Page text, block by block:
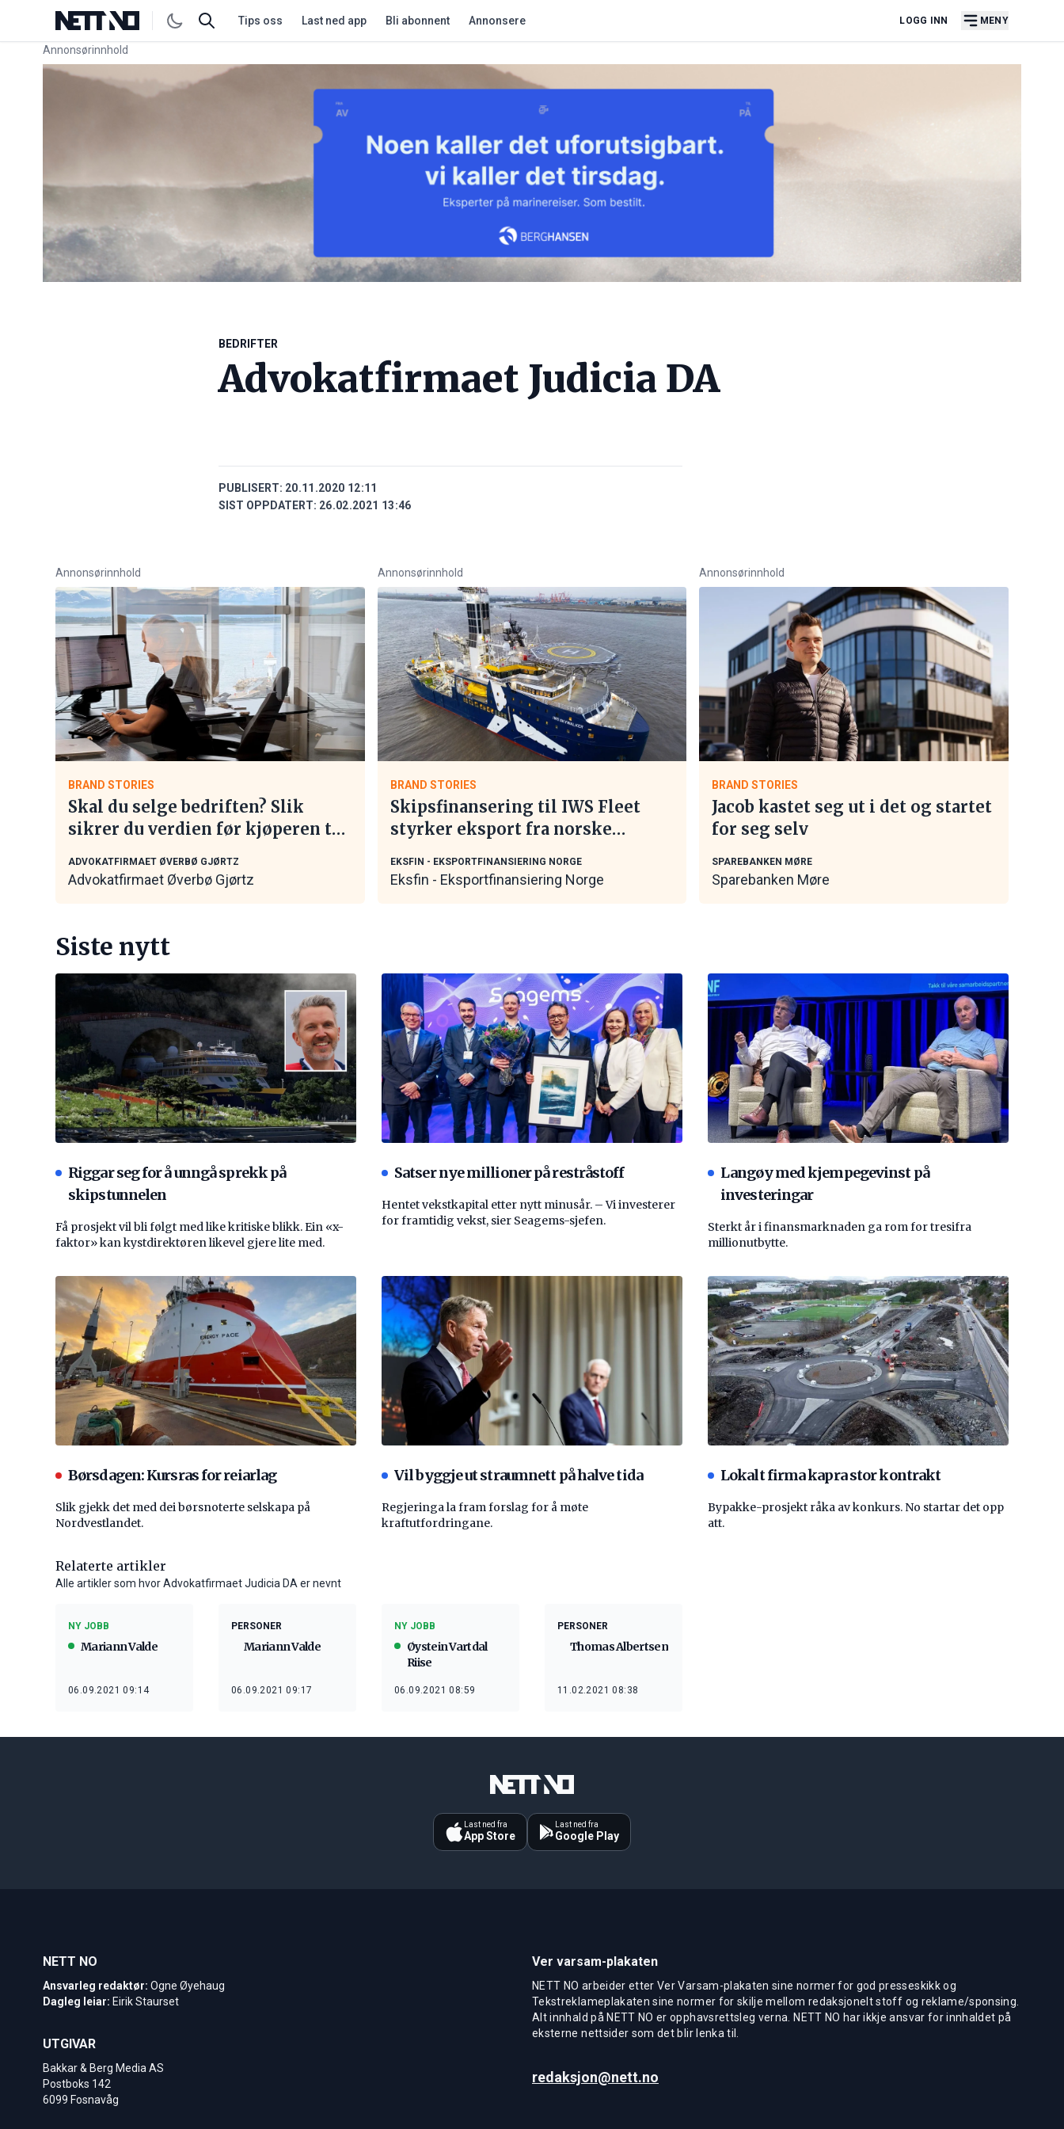
Tips oss Last ned app Bli abonnent Annonsere LOGG INN MENY
Annonsørinnhold
Link for annonse
BEDRIFTER
Advokatfirmaet Judicia DA
PUBLISERT: 20.11.2020 12:11
SIST OPPDATERT: 26.02.2021 13:46
Annonsørinnhold
BRAND STORIES
Skal du selge bedriften? Slik
sikrer du verdien før kjøperen tar
ADVOKATFIRMAET ØVERBØ GJØRTZ
Advokatfirmaet Øverbø Gjørtz
Annonsørinnhold
BRAND STORIES
Skipsfinansering til IWS Fleet
styrker eksport fra norske
EKSFIN - EKSPORTFINANSIERING NORGE
Eksfin - Eksportfinansiering Norge
Annonsørinnhold
BRAND STORIES
Jacob kastet seg ut i det og startet
for seg selv
SPAREBANKEN MØRE
Sparebanken Møre
Siste nytt
Riggar seg for å unngå sprekk på
skipstunnelen
Få prosjekt vil bli følgt med like kritiske blikk. Ein «x-
faktor» kan kystdirektøren likevel gjere lite med.
Satser nye millioner på restråstoff
Hentet vekstkapital etter nytt minusår. – Vi investerer
for framtidig vekst, sier Seagems-sjefen.
Langøy med kjempegevinst på
investeringar
Sterkt år i finansmarknaden ga rom for tresifra
millionutbytte.
Børsdagen: Kursras for reiarlag
Slik gjekk det med dei børsnoterte selskapa på
Nordvestlandet.
Vil byggje ut straumnett på halve tida
Regjeringa la fram forslag for å møte
kraftutfordringane.
Lokalt firma kapra stor kontrakt
Bypakke-prosjekt råka av konkurs. No startar det opp
att.
Relaterte artikler
Alle artikler som hvor Advokatfirmaet Judicia DA er nevnt
NY JOBB
Mariann Valde
06.09.2021 09:14
PERSONER
Mariann Valde
06.09.2021 09:17
NY JOBB
Øystein Vartdal
Riise
06.09.2021 08:59
PERSONER
Thomas Albertsen
11.02.2021 08:38
Last ned fra
App Store
Last ned fra
Google Play
NETT NO
Ansvarleg redaktør: Ogne Øyehaug
Dagleg leiar: Eirik Staurset
UTGIVAR
Bakkar & Berg Media AS
Postboks 142
6099 Fosnavåg
Ver varsam-plakaten
NETT NO arbeider etter Ver Varsam-plakaten sine normer for god presseskikk og
Tekstreklameplakaten sine normer for skilje mellom redaksjonelt stoff og reklame/sponsing.
Alt innhald på NETT NO er opphavsrettsleg verna. NETT NO har ikkje ansvar for innhaldet på
eksterne nettsider som det blir lenka til.
redaksjon@nett.no